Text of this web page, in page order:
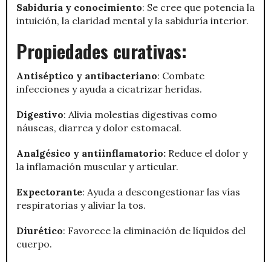
Sabiduría y conocimiento: Se cree que potencia la
intuición, la claridad mental y la sabiduría interior.
Propiedades curativas:
Antiséptico y antibacteriano: Combate
infecciones y ayuda a cicatrizar heridas.
Digestivo: Alivia molestias digestivas como
náuseas, diarrea y dolor estomacal.
Analgésico y antiinflamatorio: Reduce el dolor y
la inflamación muscular y articular.
Expectorante: Ayuda a descongestionar las vías
respiratorias y aliviar la tos.
Diurético: Favorece la eliminación de líquidos del
cuerpo.